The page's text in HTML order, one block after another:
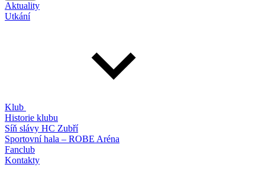
Aktuality
Utkání
Klub
Historie klubu
Síň slávy HC Zubří
Sportovní hala – ROBE Aréna
Fanclub
Kontakty